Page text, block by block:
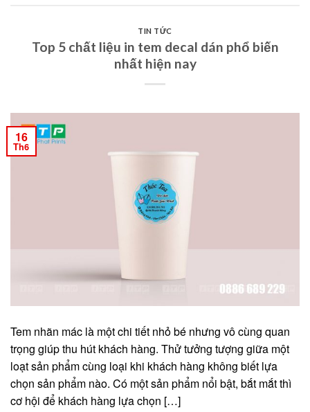
TIN TỨC
Top 5 chất liệu in tem decal dán phổ biến
nhất hiện nay
16
Th6
Tem nhãn mác là một chi tiết nhỏ bé nhưng vô cùng quan
trọng giúp thu hút khách hàng. Thử tưởng tượng giữa một
loạt sản phẩm cùng loại khi khách hàng không biết lựa
chọn sản phẩm nào. Có một sản phẩm nổi bật, bắt mắt thì
cơ hội để khách hàng lựa chọn […]